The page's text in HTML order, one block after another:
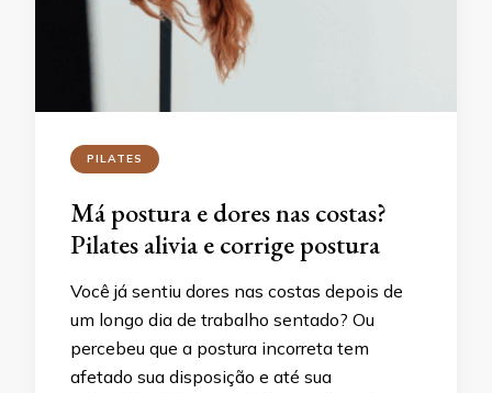
PILATES
Má postura e dores nas costas?
Pilates alivia e corrige postura
Você já sentiu dores nas costas depois de
um longo dia de trabalho sentado? Ou
percebeu que a postura incorreta tem
afetado sua disposição e até sua